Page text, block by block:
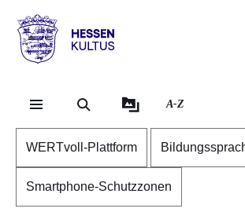
Hessen
Kultus
A-Z
WERTvoll-Plattform
Smartphone-Schutzzonen